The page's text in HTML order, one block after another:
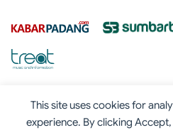
This site uses cookies for
experience. By clicking